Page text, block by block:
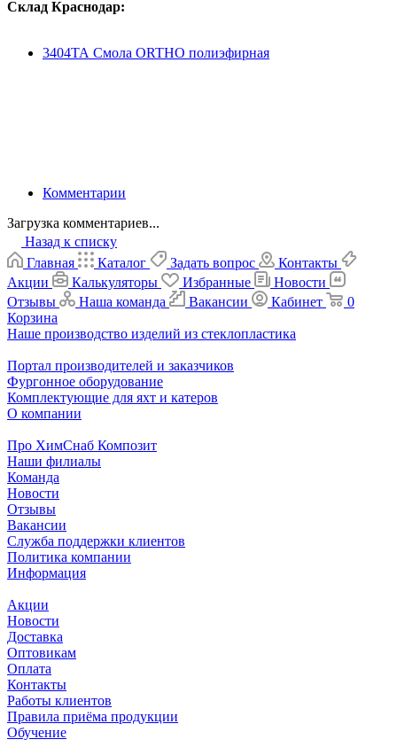
Склад Краснодар:
3404ТА Смола ORTHO полиэфирная
Комментарии
Загрузка комментариев...
Назад к списку
Главная
Каталог Задать вопрос
Контакты
Акции
Калькуляторы Избранные
Новости
Отзывы
Наша команда Вакансии Кабинет
0
Корзина
Наше производство изделий из стеклопластика
Портал производителей и заказчиков
Фургонное оборудование
Комплектующие для яхт и катеров
О компании
Про ХимСнаб Композит
Наши филиалы
Команда
Новости
Отзывы
Вакансии
Служба поддержки клиентов
Политика компании
Информация
Акции
Новости
Доставка
Оптовикам
Оплата
Контакты
Работы клиентов
Правила приёма продукции
Обучение